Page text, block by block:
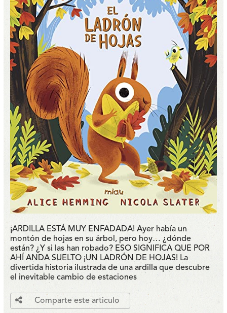
¡ARDILLA ESTÁ MUY ENFADADA! Ayer había un
montón de hojas en su árbol, pero hoy… ¿dónde
están? ¿Y si las han robado? ESO SIGNIFICA QUE POR
AHÍ ANDA SUELTO ¡UN LADRÓN DE HOJAS! La
divertida historia ilustrada de una ardilla que descubre
el inevitable cambio de estaciones
Comparte este articulo